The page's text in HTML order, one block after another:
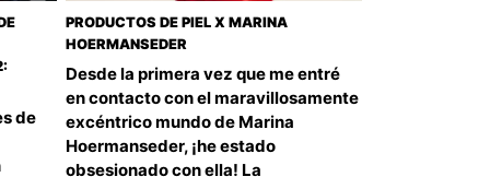
de
PRODUCTOS DE PIEL X MARINA
HOERMANSEDER
Desde la primera vez que me entré
en contacto con el maravillosamente
excéntrico mundo de Marina
Hoermanseder, ¡he estado
obsesionado con ella! La